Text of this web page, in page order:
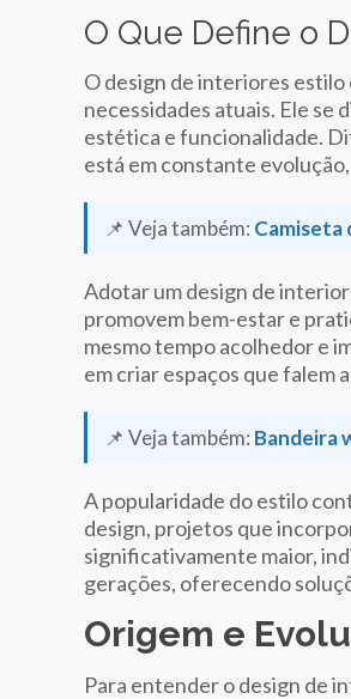
O Que Define o
O design de interiores
necessidades atuais. Ele se
estética e funcionalidade.
está em constante
📌 Veja também: Camiseta
Adotar um design de
promovem bem-estar e
mesmo tempo acolhedor e
em criar espaços que falem
📌 Veja também: Bandeira
A popularidade do estilo
design, projetos que
significativamente maior,
gerações, oferecendo
Origem e
Para entender o design de